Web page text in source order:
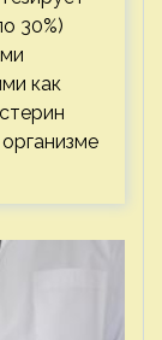
30%)
как